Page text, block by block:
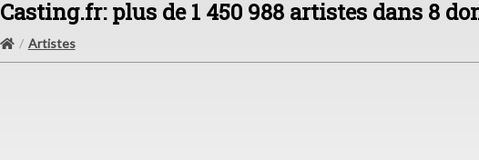
Casting.fr: plus de 1 450 988 artistes dans 8
Artistes